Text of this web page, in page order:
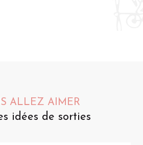
ALLEZ AIMER
idées de sorties